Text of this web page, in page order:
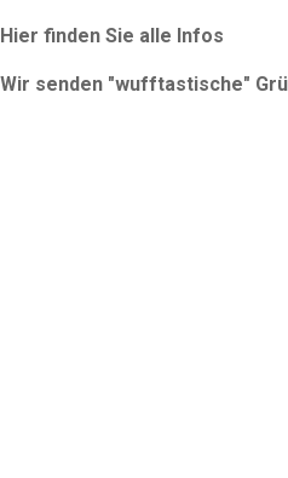
Hier finden Sie alle Infos
Wir senden "wufftastische"